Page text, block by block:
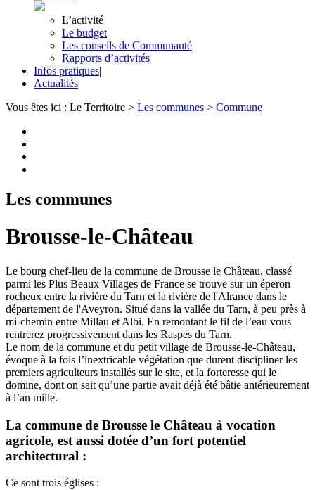
L’activité
Le budget
Les conseils de Communauté
Rapports d’activités
Infos pratiques|
Actualités
Vous êtes ici : Le Territoire > Les communes > Commune
Les communes
Brousse-le-Château
Le bourg chef-lieu de la commune de Brousse le Château, classé
parmi les Plus Beaux Villages de France se trouve sur un éperon
rocheux entre la rivière du Tarn et la rivière de l'Alrance dans le
département de l'Aveyron. Situé dans la vallée du Tarn, à peu près à
mi-chemin entre Millau et Albi. En remontant le fil de l’eau vous
rentrerez progressivement dans les Raspes du Tarn.
Le nom de la commune et du petit village de Brousse-le-Château,
évoque à la fois l’inextricable végétation que durent discipliner les
premiers agriculteurs installés sur le site, et la forteresse qui le
domine, dont on sait qu’une partie avait déjà été bâtie antérieurement
à l’an mille.
La commune de Brousse le Château à vocation
agricole, est aussi dotée d’un fort potentiel
architectural :
Ce sont trois églises :